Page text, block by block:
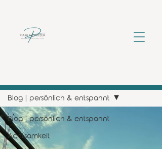
Blog | persönlich & entspannt
Achtsamkeit
Blog | persönlich & entspannt